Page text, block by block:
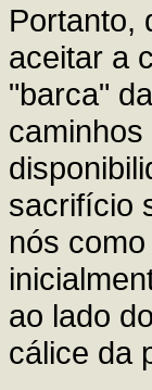
Portanto,
aceitar a
"barca"
sacrifício
nós
ao lado
cálice da